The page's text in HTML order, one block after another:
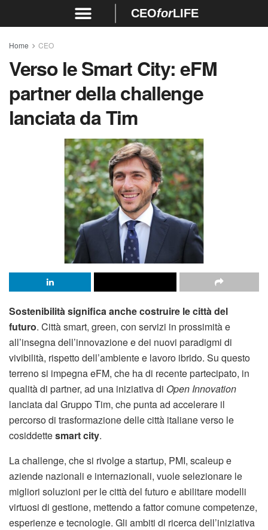
CEOforLIFE
Home CEO
Verso le Smart City: eFM
partner della challenge
lanciata da Tim
Sostenibilità significa anche costruire le città del
futuro. Città smart, green, con servizi in prossimità e
all’insegna dell’innovazione e dei nuovi paradigmi di
vivibilità, rispetto dell’ambiente e lavoro ibrido. Su questo
terreno si impegna eFM, che ha di recente partecipato, in
qualità di partner, ad una iniziativa di Open Innovation
lanciata dal Gruppo Tim, che punta ad accelerare il
percorso di trasformazione delle città italiane verso le
cosiddettesmart city.
La challenge, che si rivolge a startup, PMI, scaleup e
aziende nazionali e internazionali, vuole selezionare le
migliori soluzioni per le città del futuro e abilitare modelli
virtuosi di gestione, mettendo a fattor comune competenze,
esperienze e tecnologie. Gli ambiti di ricerca dell’iniziativa